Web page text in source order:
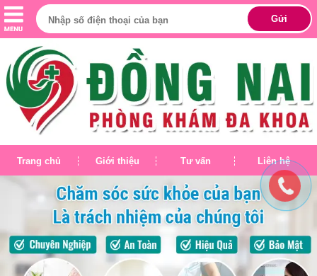
Trang chủ Giới thiệu Tư vấn Liên hệ